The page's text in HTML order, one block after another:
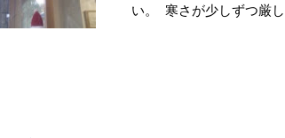
い。 寒さが少しずつ厳